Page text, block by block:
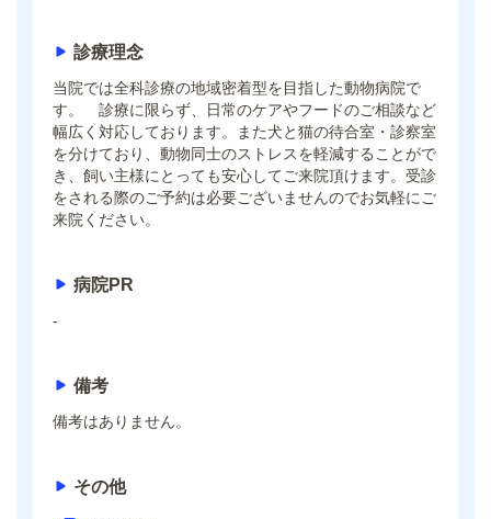
診療理念
当院では全科診療の地域密着型を目指した動物病院で
す。 診療に限らず、日常のケアやフードのご相談など
幅広く対応しております。また犬と猫の待合室・診察室
を分けており、動物同士のストレスを軽減することがで
き、飼い主様にとっても安心してご来院頂けます。受診
をされる際のご予約は必要ございませんのでお気軽にご
来院ください。
病院PR
-
備考
備考はありません。
その他